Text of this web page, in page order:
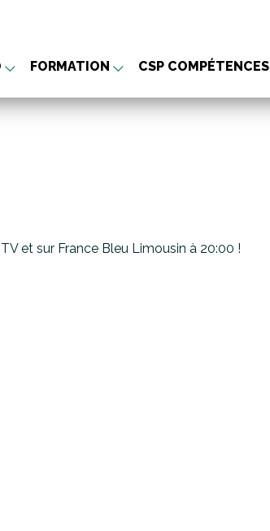
FORMATION CSP COMPÉTENCES
et sur France Bleu Limousin à 20:00 !